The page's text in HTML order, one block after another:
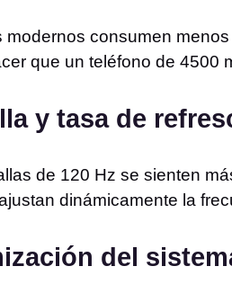
modernos consumen
que un teléfono de 4500
y tasa de
de 120 Hz se sienten
dinámicamente la
del